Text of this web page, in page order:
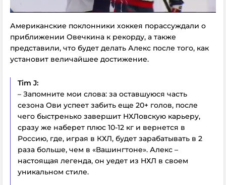
Американские поклонники хоккея порассуждали о
приближении Овечкина к рекорду, а также
представили, что будет делать Алекс после того, как
установит величайшее достижение.
Tim J:
– Запомните мои слова: за оставшуюся часть
сезона Ови успеет забить еще 20+ голов, после
чего быстренько завершит НХЛовскую карьеру,
сразу же наберет плюс 10-12 кг и вернется в
Россию, где, играя в КХЛ, будет зарабатывать в 2
раза больше, чем в «Вашингтоне». Алекс –
настоящая легенда, он уедет из НХЛ в своем
уникальном стиле.